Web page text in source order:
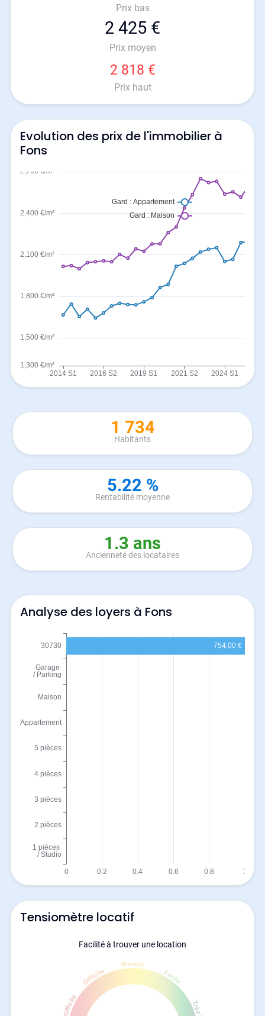
Prix bas
2 425 €
Prix moyen
2 818 €
Prix haut
Evolution des prix de l'immobilier à
Fons
1 734
Habitants
5.22 %
Rentabilité moyenne
1.3 ans
Ancienneté des locataires
Analyse des loyers à Fons
Tensiomètre locatif
Facilité à trouver une location